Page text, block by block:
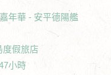
年華 - 安平德陽艦
度假旅店
小時